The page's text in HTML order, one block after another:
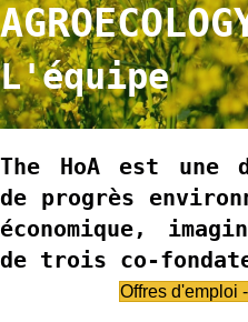
L'équipe
The HoA est une
de progrès
économique,
de trois co-
Offres d'emploi